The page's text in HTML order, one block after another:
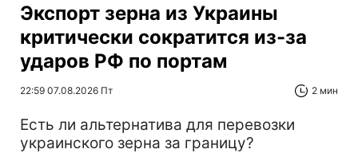
Экспорт зерна из Украины
критически сократится из-за
ударов РФ по портам
22:59 07.08.2026 Пт 2 мин
Есть ли альтернатива для перевозки
украинского зерна за границу?